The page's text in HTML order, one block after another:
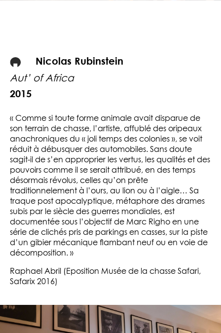
Nicolas Rubinstein
Aut’ of Africa
2015
« Comme si toute forme animale avait disparue de
son terrain de chasse, l’artiste, affublé des oripeaux
anachroniques du « joli temps des colonies », se voit
réduit à débusquer des automobiles. Sans doute
sagit-il de s’en approprier les vertus, les qualités et des
pouvoirs comme il se serait attribué, en des temps
désormais révolus, celles qu’on prête
traditionnelement à l’ours, au lion ou à l’aigle… Sa
traque post apocalyptique, métaphore des drames
subis par le siècle des guerres mondiales, est
documentée sous l’objectif de Marc Righo en une
série de clichés pris de parkings en casses, sur la piste
d’un gibier mécanique flambant neuf ou en voie de
décomposition. »
Raphael Abril (Eposition Musée de la chasse Safari,
Safarix 2016)